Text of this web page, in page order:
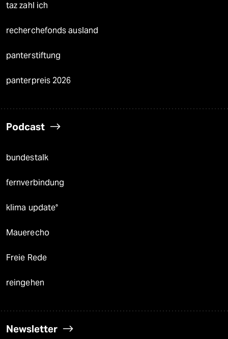
taz zahl ich
recherchefonds ausland
panterstiftung
panterpreis 2026
Podcast
bundestalk
fernverbindung
klima update°
Mauerecho
Freie Rede
reingehen
Newsletter